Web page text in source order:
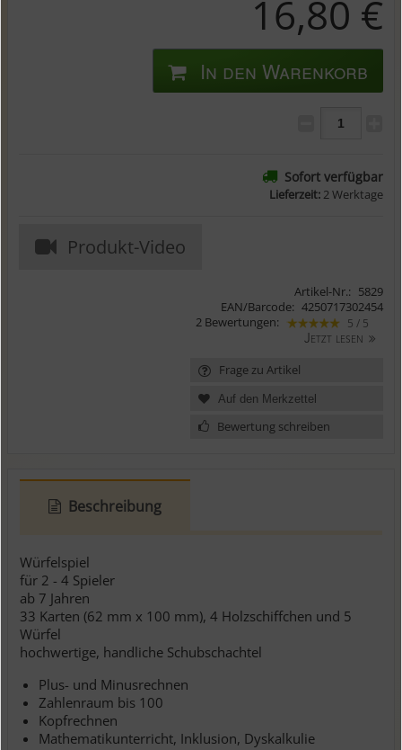
16,80 €
In den Warenkorb
Sofort verfügbar
Lieferzeit: 2 Werktage
Produkt-Video
Artikel-Nr.: 5829
EAN/Barcode: 4250717302454
2 Bewertungen:
5 / 5
Jetzt lesen
Frage zu Artikel
Bewertung schreiben
Beschreibung
Würfelspiel
für 2 - 4 Spieler
ab 7 Jahren
33 Karten (62 mm x 100 mm), 4 Holzschiffchen und 5
Würfel
hochwertige, handliche Schubschachtel
Plus- und Minusrechnen
Zahlenraum bis 100
Kopfrechnen
Mathematikunterricht, Inklusion, Dyskalkulie